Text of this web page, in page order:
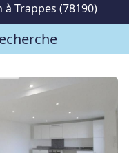
Trappes (78190)